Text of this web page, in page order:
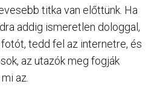
titka van előttünk. Ha
addig ismeretlen dologgal,
tedd fel az internetre, és
az utazók meg fogják
az.